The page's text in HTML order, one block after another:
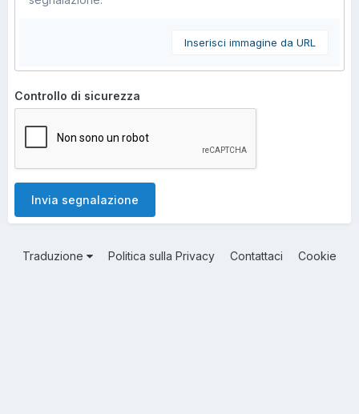
Inserisci immagine da URL
Controllo di sicurezza
Invia segnalazione
Traduzione Politica sulla Privacy Contattaci Cookie